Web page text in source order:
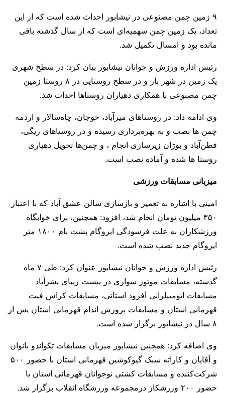
۹ زمین چمن مصنوعی در نیشابور احداث شده است که از این
تعداد، یک زمین چمن سهمیه‌ای است که از سال گذشته باقی
مانده بود و امسال تکمیل شد.
رئیس اداره ورزش و جوانان نیشابور بیان کرد: در سطح شهری
یک زمین در شهر بار و در سطح روستایی در ٨ روستا زمين
چمن مصنوعى با همكارى دهياران روستاها احداث شد.
وی ادامه داد: در روستاهاى میرآباد، خوجان، چاه‌سالار و اردمه
چمن ها نصب و به بهره‌بردارى رسيده و در روستاهاى ریگی،
قطن‌آباد و بوژان زيرسازى انجام ، و چمن‌ها تحویل دهيارى
روستا ها شده و آماده نصب است.
میزبانی مسابقات ورزشی
امینی با اشاره به تعمیر و بازسازی سالن عشق آباد که با اعتبار
۳۵۰ میلیون تومان انجام شد، افزود: همچنین، برای خوابگاه
ورزشکاران به علت فرسودگی ایزوگام پشت بام ۱۸۰۰ متر
ایزوگام جدید نصب شده است.
رئیس اداره ورزش و جوانان نیشابور عنوان کرد: طی ۷ ماه
گذشته، مسابقات موتور سواری در پیست زيباى بشرآباد
مسابقات اتومبیلرانی آفرود استانی، مسابقات کراس فیت
قهرمانی استان و مسابقات پرورش اندام قهرمانی استان پس از
۸ سال در نیشابور برگزار شده است.
وی اضافه کرد: همچنین نیشابور میزبان مسابقات تکواندو بانوان
و آقایان و کاراته سبک گیوکوشین قهرمانی استان با حضور ۵۰۰
شرکت‌کننده و مسابقات کشتی نوجوانان قهرمانی استان با
حضور ۲۰۰ ورزشکار درمجموعه ورزشگاه انقلاب برگزار شد.